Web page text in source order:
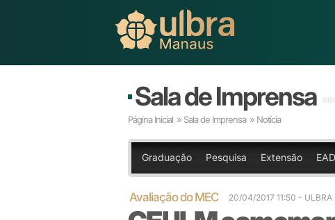
Sala de Imprensa
Página Inicial » Sala de Imprensa » Notícia
Graduação Pesquisa Extensão EAD
Avaliação do MEC 20/04/2017 11:50 - ULBRA